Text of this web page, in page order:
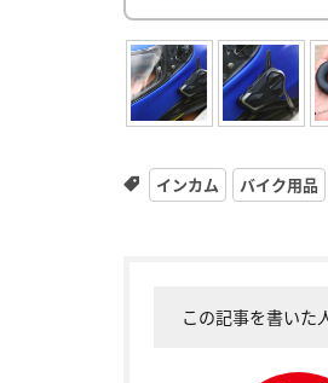
インカム バイク用品
この記事を書いた